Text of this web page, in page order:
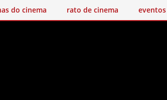
do cinema rato de cinema eventos